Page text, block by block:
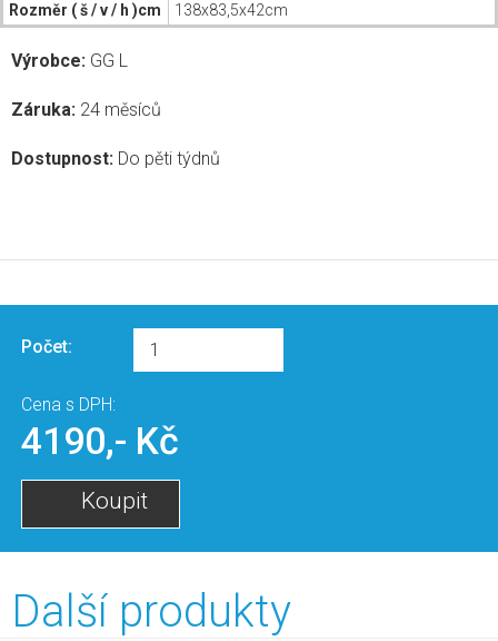
Rozměr ( š / v / h )cm 138x83,5x42cm
Výrobce: GG L
Záruka: 24 měsíců
Dostupnost: Do pěti týdnů
Počet:
Cena s DPH:
4190,- Kč
Koupit
Další produkty